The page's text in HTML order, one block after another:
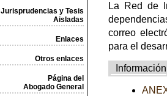
Jurisprudencias y Tesis
Aisladas
Enlaces
Otros enlaces
Página del
Abogado General
La Red de
correo
para el
Información